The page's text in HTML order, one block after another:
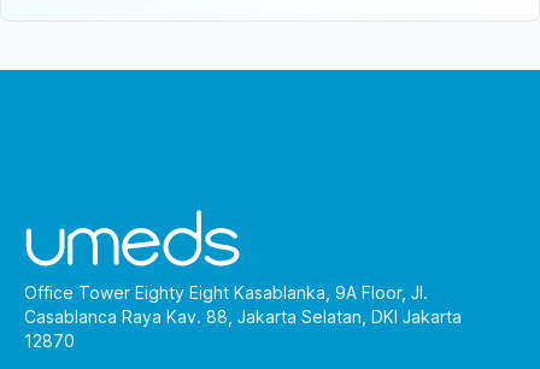
Office Tower Eighty Eight Kasablanka, 9A Floor, Jl.
Casablanca Raya Kav. 88, Jakarta Selatan, DKI Jakarta
12870